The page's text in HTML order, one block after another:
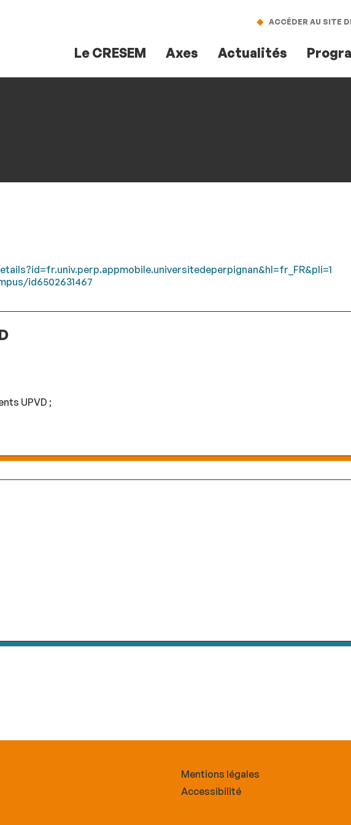
ACCÉDER AU SITE
Le CRESEM Axes Actualités
id6502631467
UPVD ;
Mentions légales
Accessibilité